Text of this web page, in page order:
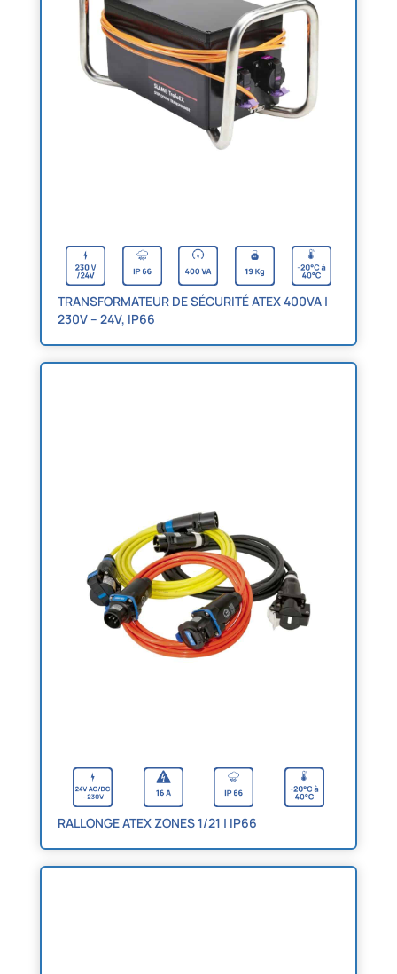
TRANSFORMATEUR DE SÉCURITÉ ATEX 400VA |
230V – 24V, IP66
RALLONGE ATEX ZONES 1/21 | IP66